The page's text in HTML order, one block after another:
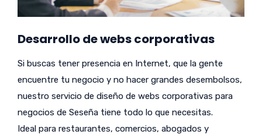
Desarrollo de webs corporativas
Si buscas tener presencia en Internet, que la gente
encuentre tu negocio y no hacer grandes desembolsos,
nuestro servicio de diseño de webs corporativas para
negocios de Seseña tiene todo lo que necesitas.
Ideal para restaurantes, comercios, abogados y